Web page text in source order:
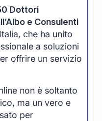
Dottori
e Consulenti
che ha unito
a soluzioni
offrire un servizio
non è soltanto
ma un vero e
per